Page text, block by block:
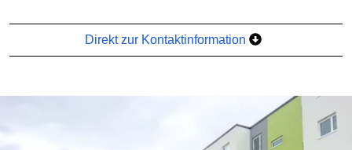
Direkt zur Kontaktinformation